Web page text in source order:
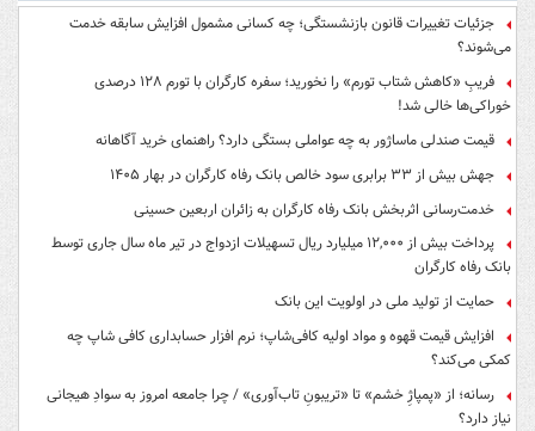
جزئیات تغییرات قانون بازنشستگی؛ چه کسانی مشمول افزایش سابقه خدمت
می‌شوند؟
فریبِ «کاهش شتاب تورم» را نخورید؛ سفره کارگران با تورم ۱۲۸ درصدی
خوراکی‌ها خالی شد!
قیمت صندلی ماساژور به چه عواملی بستگی دارد؟ راهنمای خرید آگاهانه
جهش بیش از ۳۳ برابری سود خالص بانک رفاه کارگران در بهار ۱۴۰۵
خدمت‌رسانی اثربخش بانک رفاه کارگران به زائران اربعین حسینی
پرداخت بیش از ۱۲,۰۰۰ میلیارد ریال تسهیلات ازدواج در تیر ماه سال جاری توسط
بانک رفاه کارگران
حمایت از تولید ملی در اولویت این بانک
افزایش قیمت قهوه و مواد اولیه کافی‌شاپ؛ نرم افزار حسابداری کافی شاپ چه
کمکی می‌کند؟
رسانه؛ از «پمپاژِ خشم» تا «تریبونِ تاب‌آوری» / چرا جامعه امروز به سوادِ هیجانی
نیاز دارد؟